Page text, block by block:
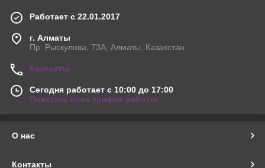
Работает с 22.01.2017
г. Алматы
Пр. Рыскулова, 73А, Алматы, Казахстан
Контакты
Сегодня работает с 10:00 до 17:00
Показать весь график работы
О нас
Контакты